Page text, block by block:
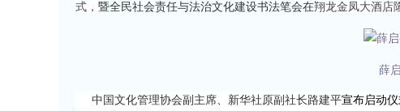
式 ， 暨全民社会责任与法治文化建设书法笔会在翔龙金凤大酒店
薛
中国文化管理协会副主席、新华社原副社长路建平宣布启动